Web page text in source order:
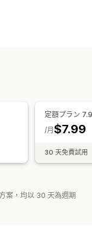
定額プラン
$7.99
/月
30 天免費試用
案，均以 30 天為週期